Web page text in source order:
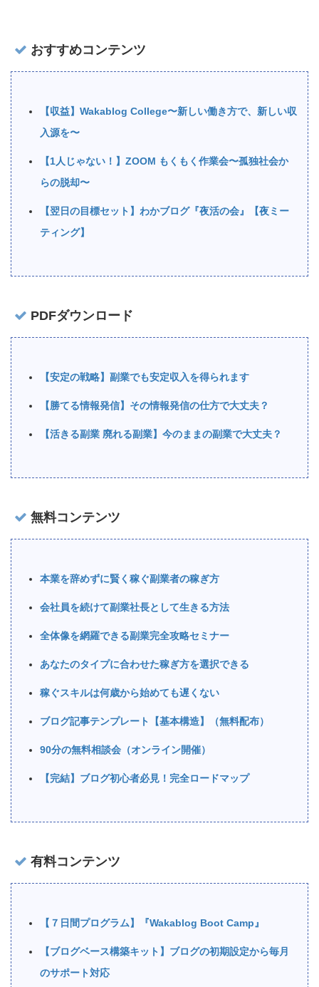
おすすめコンテンツ
【収益】Wakablog College〜新しい働き方で、新しい収
入源を〜
【1人じゃない！】ZOOM もくもく作業会〜孤独社会か
らの脱却〜
【翌日の目標セット】わかブログ『夜活の会』【夜ミー
ティング】
PDFダウンロード
【安定の戦略】副業でも安定収入を得られます
【勝てる情報発信】その情報発信の仕方で大丈夫？
【活きる副業 廃れる副業】今のままの副業で大丈夫？
無料コンテンツ
本業を辞めずに賢く稼ぐ副業者の稼ぎ方
会社員を続けて副業社長として生きる方法
全体像を網羅できる副業完全攻略セミナー
あなたのタイプに合わせた稼ぎ方を選択できる
稼ぐスキルは何歳から始めても遅くない
ブログ記事テンプレート【基本構造】（無料配布）
90分の無料相談会（オンライン開催）
【完結】ブログ初心者必見！完全ロードマップ
有料コンテンツ
【７日間プログラム】『Wakablog Boot Camp』
【ブログベース構築キット】ブログの初期設定から毎月
のサポート対応